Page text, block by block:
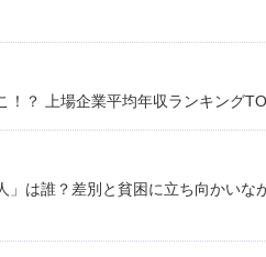
！？ 上場企業平均年収ランキング
」は誰？差別と貧困に立ち向かいな